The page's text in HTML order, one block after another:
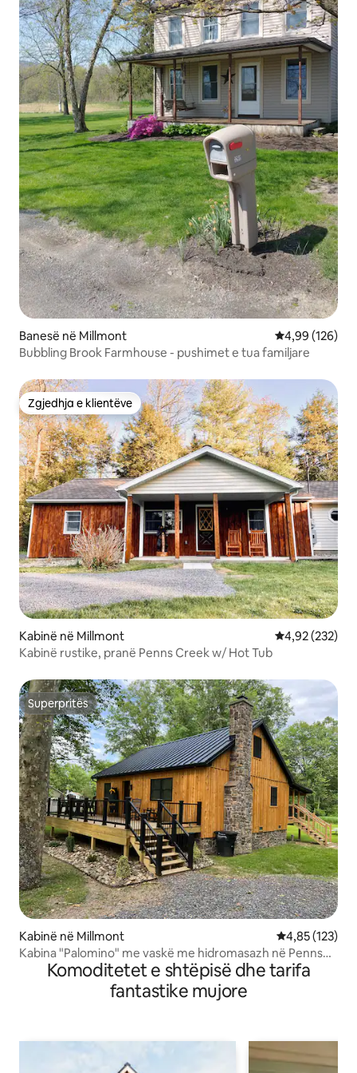
Banesë në Millmont Vlerësimi
4,99 (126)
Bubbling Brook Farmhouse - pushimet e tua familjare
Zgjedhja e klientëve
Zgjedhja e klientëve
Kabinë në Millmont Vlerësimi
4,92 (232)
Kabinë rustike, pranë Penns Creek w/ Hot Tub
Superpritës
Superpritës
Kabinë në Millmont Vlerësimi
4,85 (123)
Kabina "Palomino" me vaskë me hidromasazh në Penns
CreekKomoditetet e shtëpisë dhe tarifa
fantastike mujore